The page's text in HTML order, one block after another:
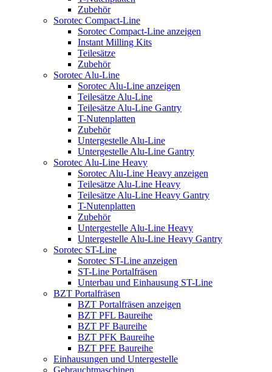
Zubehör
Sorotec Compact-Line
Sorotec Compact-Line anzeigen
Instant Milling Kits
Teilesätze
Zubehör
Sorotec Alu-Line
Sorotec Alu-Line anzeigen
Teilesätze Alu-Line
Teilesätze Alu-Line Gantry
T-Nutenplatten
Zubehör
Untergestelle Alu-Line
Untergestelle Alu-Line Gantry
Sorotec Alu-Line Heavy
Sorotec Alu-Line Heavy anzeigen
Teilesätze Alu-Line Heavy
Teilesätze Alu-Line Heavy Gantry
T-Nutenplatten
Zubehör
Untergestelle Alu-Line Heavy
Untergestelle Alu-Line Heavy Gantry
Sorotec ST-Line
Sorotec ST-Line anzeigen
ST-Line Portalfräsen
Unterbau und Einhausung ST-Line
BZT Portalfräsen
BZT Portalfräsen anzeigen
BZT PFL Baureihe
BZT PF Baureihe
BZT PFK Baureihe
BZT PFE Baureihe
Einhausungen und Untergestelle
Gebrauchtmaschinen